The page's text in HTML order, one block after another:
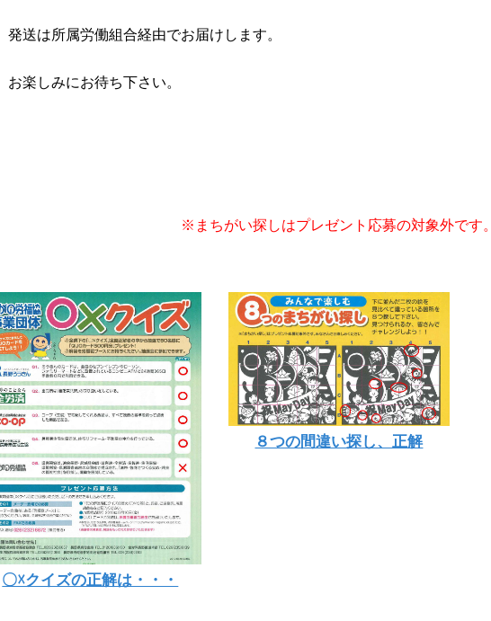
は所属労働組合経由でお届けします。
しみにお待ち下さい。
※まちがい探しはプレゼント応募の対象外です。
〇☓クイズの正解は・・・
８つの間違い探し、正解